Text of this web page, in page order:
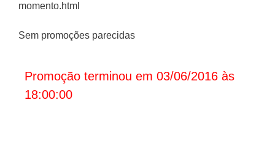
momento.html
Sem promoções parecidas
Promoção terminou em 03/06/2016 às
18:00:00